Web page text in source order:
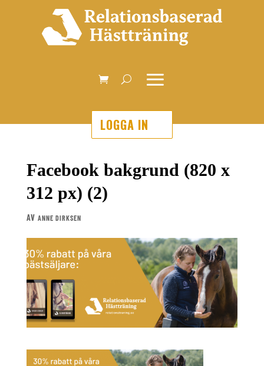
LOGGA IN
Facebook bakgrund (820 x
312 px) (2)
AV ANNE DIRKSEN